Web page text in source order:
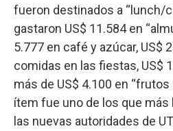
fueron destinados a “lunch/
gastaron US$ 11.584 en
5.777 en café y azúcar, US$
comidas en las fiestas, US$
más de US$ 4.100 en
ítem fue uno de los que más
las nuevas autoridades de